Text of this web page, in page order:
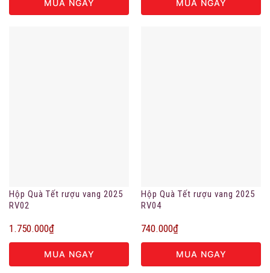
MUA NGAY MUA NGAY
Hộp Quà Tết rượu vang 2025
RV02
1.750.000₫
MUA NGAY
Hộp Quà Tết rượu vang 2025
RV04
740.000₫
MUA NGAY